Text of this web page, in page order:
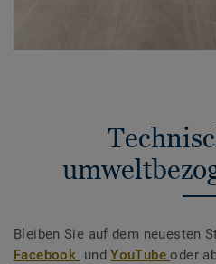
Bleiben Sie auf dem neuesten
Facebook undYouTubeoder